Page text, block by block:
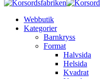
Webbutik
Kategorier
Barnkryss
Format
Halvsida
Helsida
Kvadrat